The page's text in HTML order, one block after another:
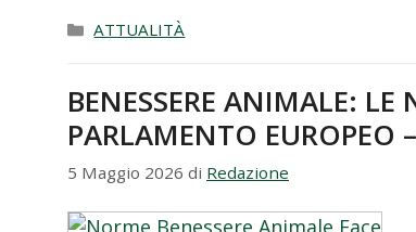
Categorie
ATTUALITÀ
BENESSERE ANIMALE:
PARLAMENTO EUROPEO
5 Maggio 2026 di Redazione